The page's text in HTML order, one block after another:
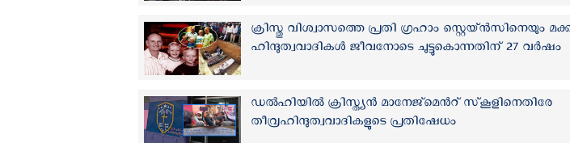
ക്രിസ്തു വിശ്വാസത്തെ പ്രതി ഗ്രഹാം സ്റ്റെയ്ൻസിനെയും
ഹിന്ദുത്വവാദികൾ ജീവനോടെ ചുട്ടുകൊന്നതിന് 27 വര്‍ഷം
ഡൽഹിയില്‍ ക്രിസ്ത്യന്‍ മാനേജ്മെന്‍റ് സ്‌കൂളിനെതിരേ
തീവ്രഹിന്ദുത്വവാദികളുടെ പ്രതിഷേധം